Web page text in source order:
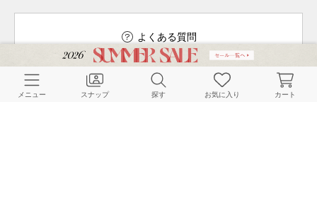
よくある質問
メニュー スナップ 探す お気に入り カート